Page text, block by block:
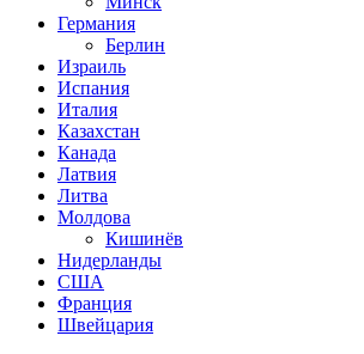
Германия
Берлин
Израиль
Испания
Италия
Казахстан
Канада
Латвия
Литва
Молдова
Кишинёв
Нидерланды
США
Франция
Швейцария